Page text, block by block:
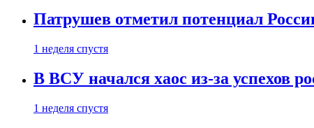
Патрушев отметил потенциал
1 неделя спустя
В ВСУ начался хаос из-за успехов
1 неделя спустя